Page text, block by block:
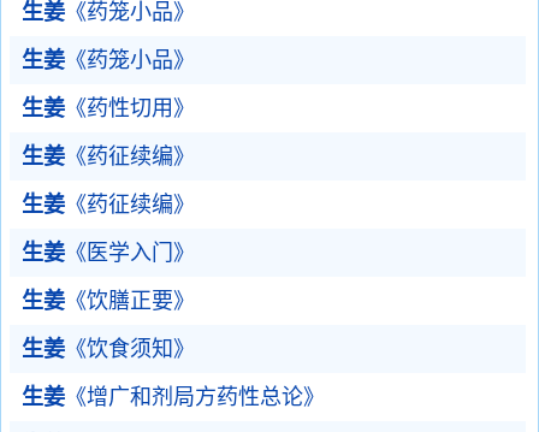
生姜 《药笼小品》
生姜 《药笼小品》
生姜 《药性切用》
生姜 《药征续编》
生姜 《药征续编》
生姜 《医学入门》
生姜 《饮膳正要》
生姜 《饮食须知》
生姜 《增广和剂局方药性总论》